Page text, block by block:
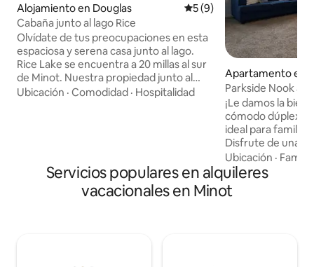
Alojamiento en Douglas Calificación promedio: 5
5 (9)
Cabaña junto al lago Rice
Olvídate de tus preocupaciones en esta
espaciosa y serena casa junto al lago.
Rice Lake se encuentra a 20 millas al sur
de Minot. Nuestra propiedad junto al
lago es el refugio perfecto para familias
impresionantes puestas de sol en la
tranquilidad de este hermoso lago rural.
Ubicado en la vía de vuelo central para
Ubicación · Comodidad · Hospitalidad
Apartamento en
Parkside Nook at
¡Le damos la
cómodo dúplex
ideal para
Disfrute de una
equipada, de
más pequeños y
tranquilo y
pasos de Leach
Ubicación ·
Servicios populares en alquileres
vacacionales en Minot